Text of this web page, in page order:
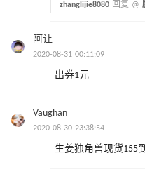
zhanglijie8080 回复 @
阿让
2020-08-31 00:11:09
出券1元
Vaughan
2020-08-30 23:38:54
生姜独角兽现货155